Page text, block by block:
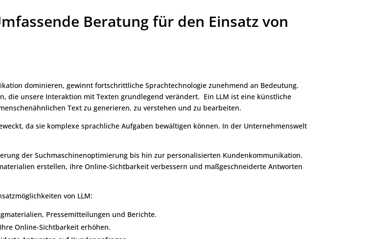
Beratung für den Einsatz von
dominieren, gewinnt fortschrittliche Sprachtechnologie zunehmend an Bedeutung.
die unsere Interaktion mit Texten grundlegend verändert. Ein LLM ist eine künstliche
Text zu generieren, zu verstehen und zu bearbeiten.
da sie komplexe sprachliche Aufgaben bewältigen können. In der Unternehmenswelt
der Suchmaschinenoptimierung bis hin zur personalisierten Kundenkommunikation.
erstellen, ihre Online-Sichtbarkeit verbessern und maßgeschneiderte Antworten
von LLM:
Pressemitteilungen und Berichte.
Online-Sichtbarkeit erhöhen.